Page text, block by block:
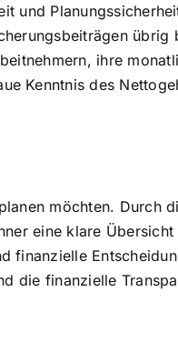
und
ihre
Kenntnis des
möchten. Durch
eine klare
finanzielle
die finanzielle